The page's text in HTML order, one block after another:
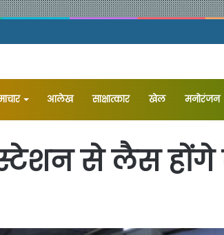
आलेख ⁠साक्षात्कार खेल मनोरंजन
स्टेशन से लैस